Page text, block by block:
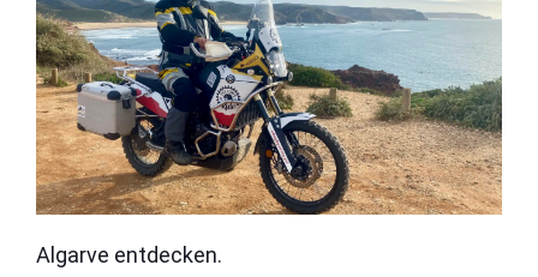
Algarve entdecken.